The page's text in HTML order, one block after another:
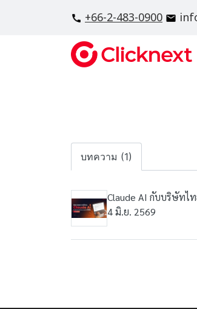
+66-2-483-0900
บทความ (1)
Claude AI กับบริษัทไ
4 มิ.ย. 2569